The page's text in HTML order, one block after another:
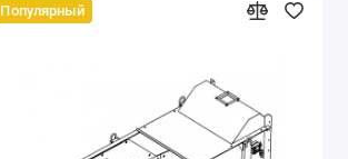
Популярный